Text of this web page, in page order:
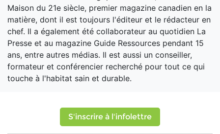
Maison du 21e siècle, premier magazine canadien en la
matière, dont il est toujours l'éditeur et le rédacteur en
chef. Il a également été collaborateur au quotidien La
Presse et au magazine Guide Ressources pendant 15
ans, entre autres médias. Il est aussi un conseiller,
formateur et conférencier recherché pour tout ce qui
touche à l'habitat sain et durable.
S'inscrire à l'infolettre